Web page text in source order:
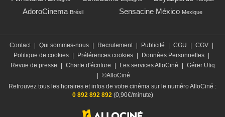
AdoroCinema Brésil Sensacine México Mexique
Contact | Qui sommes-nous | Recrutement | Publicité | CGU | CGV |
Politique de cookies | Préférences cookies | Données Personnelles |
Revue de presse
| Charte d'écriture | Les services AlloCiné | Gérer Utiq
| ©AlloCiné
Retrouvez tous les horaires et infos de votre cinéma sur le numéro AlloCiné :
0 892 892 892 (0,90€/minute)